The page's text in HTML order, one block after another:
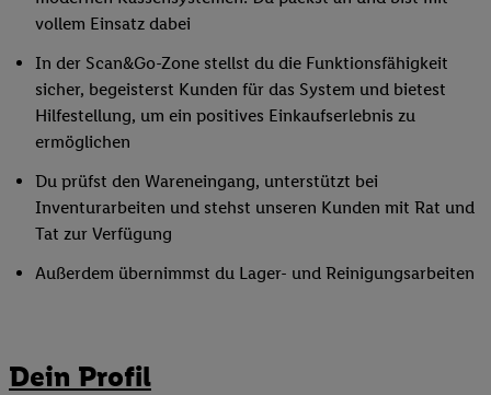
vollem Einsatz dabei
In der Scan&Go-Zone stellst du die Funktionsfähigkeit
sicher, begeisterst Kunden für das System und bietest
Hilfestellung, um ein positives Einkaufserlebnis zu
ermöglichen
Du prüfst den Wareneingang, unterstützt bei
Inventurarbeiten und stehst unseren Kunden mit Rat und
Tat zur Verfügung
Außerdem übernimmst du Lager- und Reinigungsarbeiten
Dein Profil